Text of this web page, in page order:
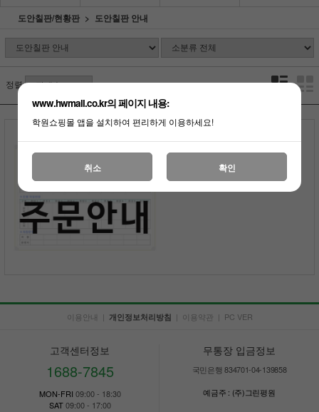
도안칠판/현황판 도안칠판 안내
정렬
이용안내 | 개인정보처리방침 | 이용약관 | PC VER
고객센터정보
1688-7845
MON-FRI 09:00 - 18:30
SAT09:00 - 17:00
무통장 입금정보
국민은행 834701-04-139858
예금주 : (주)그린평원
www.hwmall.co.kr의 페이지 내용:
학원쇼핑몰 앱을 설치하여 편리하게 이용하세요!
취소 확인